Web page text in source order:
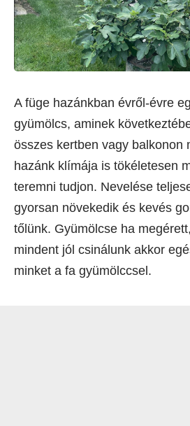
A füge hazánkban évről-évre
gyümölcs, aminek
összes kertben vagy balkonon
hazánk klímája is tökéletesen
teremni tudjon. Nevelése
gyorsan növekedik és kevés
tőlünk. Gyümölcse ha
mindent jól csinálunk akkor
minket a fa gyümölccsel.